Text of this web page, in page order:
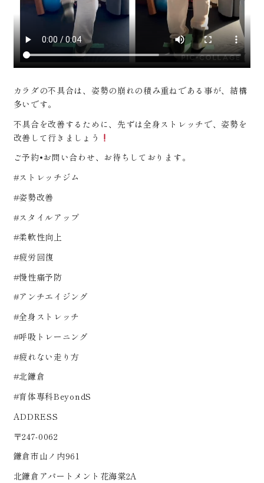
カラダの不具合は、姿勢の崩れの積み重ねである事が、結構
多いです。
不具合を改善するために、先ずは全身ストレッチで、姿勢を
改善して行きましょう
ご予約•お問い合わせ、お待ちしております。
#ストレッチジム
#姿勢改善
#スタイルアップ
#柔軟性向上
#疲労回復
#慢性痛予防
#アンチエイジング
#全身ストレッチ
#呼吸トレーニング
#疲れない走り方
#北鎌倉
#育体専科BeyondS
ADDRESS
〒247-0062
鎌倉市山ノ内961
北鎌倉アパートメント花海棠2A